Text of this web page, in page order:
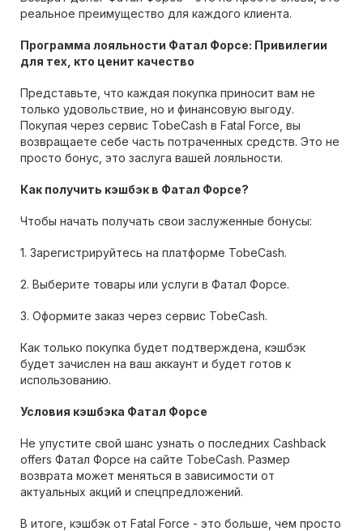
реальное преимущество для каждого клиента.
Программа лояльности Фатал Форсе: Привилегии
для тех, кто ценит качество
Представьте, что каждая покупка приносит вам не
только удовольствие, но и финансовую выгоду.
Покупая через сервис TobeCash в Fatal Force, вы
возвращаете себе часть потраченных средств. Это не
просто бонус, это заслуга вашей лояльности.
Как получить кэшбэк в Фатал Форсе?
Чтобы начать получать свои заслуженные бонусы:
1. Зарегистрируйтесь на платформе TobeCash.
2. Выберите товары или услуги в Фатал Форсе.
3. Оформите заказ через сервис TobeCash.
Как только покупка будет подтверждена, кэшбэк
будет зачислен на ваш аккаунт и будет готов к
использованию.
Условия кэшбэка Фатал Форсе
Не упустите свой шанс узнать о последних Cashback
offers Фатал Форсе на сайте TobeCash. Размер
возврата может меняться в зависимости от
актуальных акций и спецпредложений.
В итоге, кэшбэк от Fatal Force - это больше, чем просто